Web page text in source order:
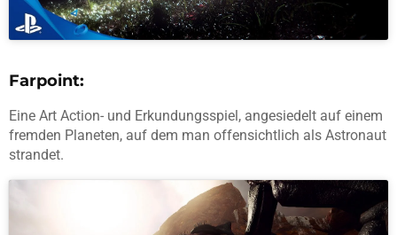
Farpoint:
Eine Art Action- und Erkundungsspiel, angesiedelt auf einem
fremden Planeten, auf dem man offensichtlich als Astronaut
strandet.